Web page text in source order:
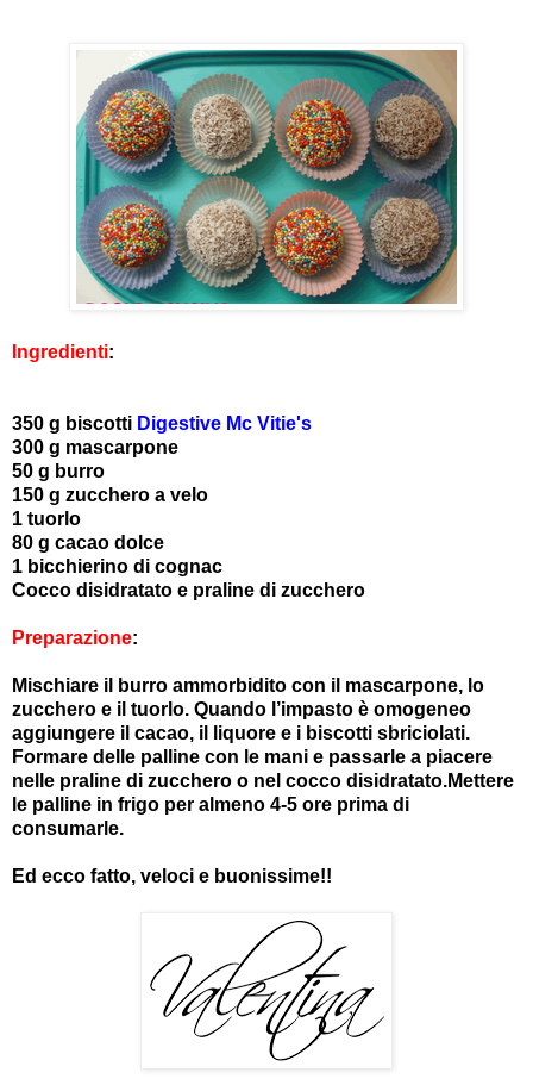
Ingredienti:
350 g biscotti Digestive Mc Vitie's
300 g mascarpone
50 g burro
150 g zucchero a velo
1 tuorlo
80 g cacao dolce
1 bicchierino di cognac
Cocco disidratato e praline di zucchero
Preparazione:
Mischiare il burro ammorbidito con il mascarpone, lo
zucchero e il tuorlo. Quando l’impasto è omogeneo
aggiungere il cacao, il liquore e i biscotti sbriciolati.
Formare delle palline con le mani e passarle a piacere
nelle praline di zucchero o nel cocco disidratato.Mettere
le palline in frigo per almeno 4-5 ore prima di
consumarle.
Ed ecco fatto, veloci e buonissime!!